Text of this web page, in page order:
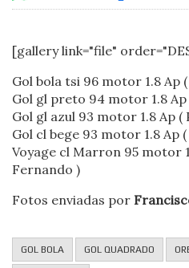
[gallery link="file"
Gol bola tsi 96 motor 1.8 Ap
Gol gl preto 94 motor 1.8
Gol gl azul 93 motor 1.8 Ap
Gol cl bege 93 motor 1.8 Ap
Voyage cl Marron 95 motor
Fernando )
Fotos enviadas por
GOL BOLA GOL QUADRADO